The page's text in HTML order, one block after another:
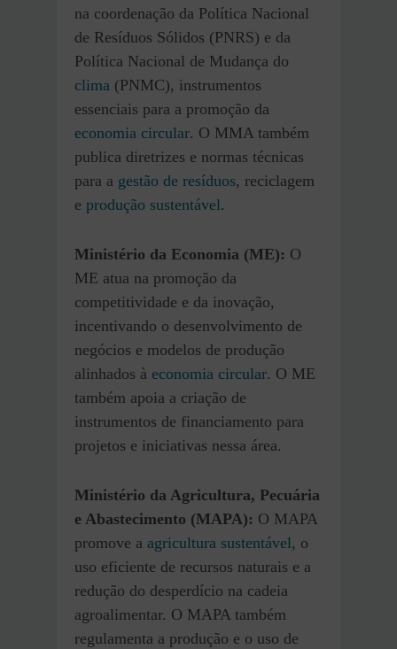
na coordenação da Política Nacional
de Resíduos Sólidos (PNRS) e da
Política Nacional de Mudança do
clima (PNMC), instrumentos
essenciais para a promoção da
economia circular. O MMA também
publica diretrizes e normas técnicas
para a gestão de resíduos, reciclagem
e produção sustentável.
Ministério da Economia (ME): O
ME atua na promoção da
competitividade e da inovação,
incentivando o desenvolvimento de
negócios e modelos de produção
alinhados à economia circular. O ME
também apoia a criação de
instrumentos de financiamento para
projetos e iniciativas nessa área.
Ministério da Agricultura, Pecuária
e Abastecimento (MAPA): O MAPA
promove a agricultura sustentável, o
uso eficiente de recursos naturais e a
redução do desperdício na cadeia
agroalimentar. O MAPA também
regulamenta a produção e o uso de